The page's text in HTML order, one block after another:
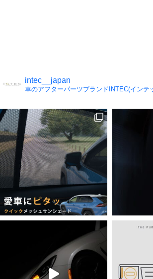
intec__japan
車のアフターパーツブランドINTEC(インテ